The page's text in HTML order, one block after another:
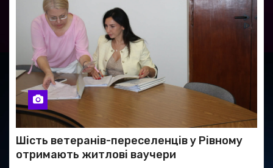
Шість ветеранів-переселенців у Рівному
отримають житлові ваучери